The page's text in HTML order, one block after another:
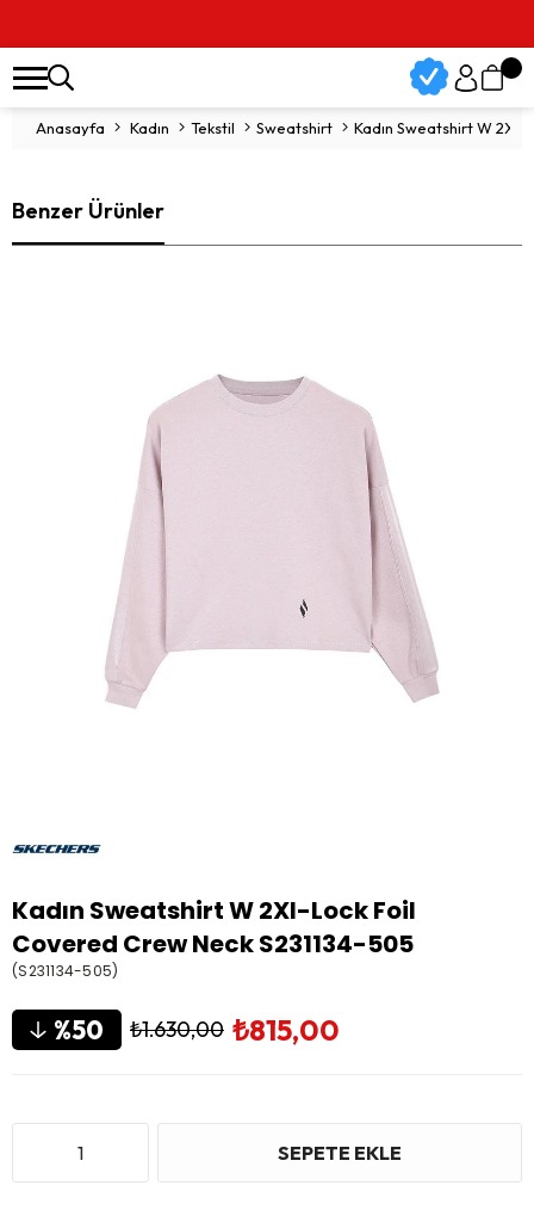
Anasayfa Kadın Tekstil Sweatshirt Kadın Sweatshirt W 2XI-Lock
Benzer Ürünler
Kadın Sweatshirt W 2XI-Lock Foil
Covered Crew Neck S231134-505
(S231134-505)
50 ₺1.630,00 ₺815,00